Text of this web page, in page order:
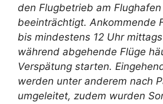
den Flugbetrieb am
beeinträchtigt. Ankommende
bis mindestens 12 Uhr
während abgehende Flüge
Verspätung starten.
werden unter anderem nach
umgeleitet, zudem wurden